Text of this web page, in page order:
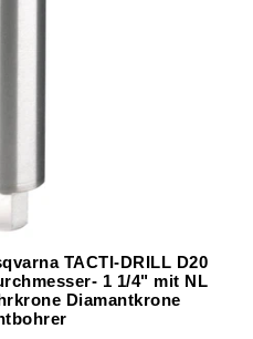
TACTI-DRILL D20
1 1/4" mit NL
Diamantkrone